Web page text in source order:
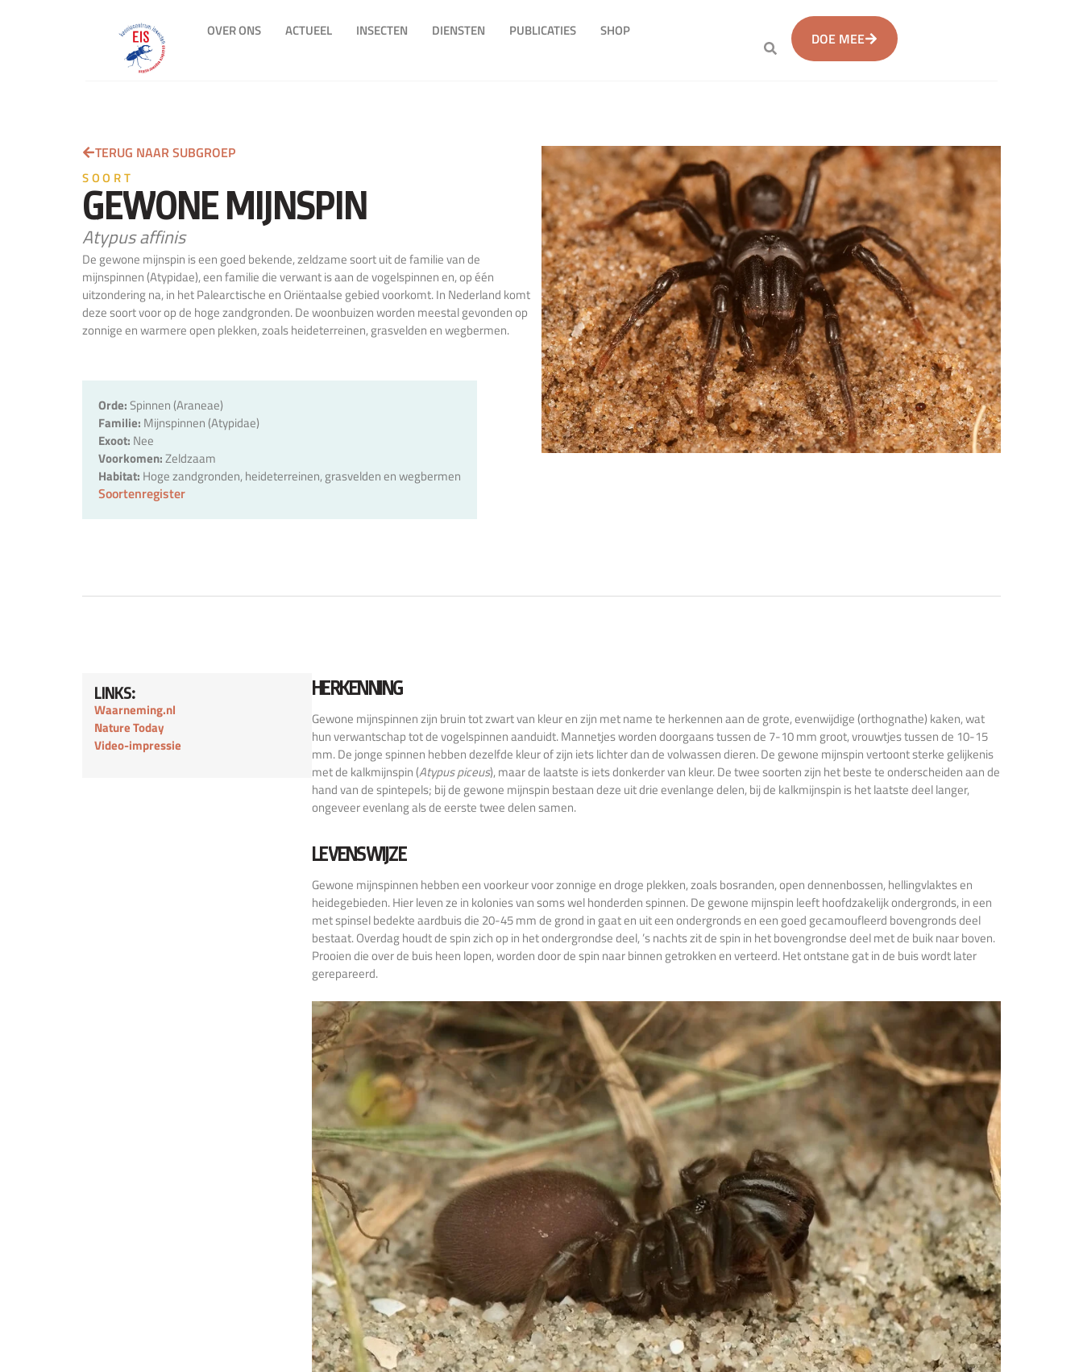
OVER ONS ACTUEEL INSECTEN DIENSTEN PUBLICATIES SHOP DOE MEE
TERUG NAAR SUBGROEP
SOORT
GEWONE MIJNSPIN
Atypus affinis
De gewone mijnspin is een goed bekende, zeldzame soort uit de familie van de
mijnspinnen (Atypidae), een familie die verwant is aan de vogelspinnen en, op één
uitzondering na, in het Palearctische en Oriëntaalse gebied voorkomt. In Nederland komt
deze soort voor op de hoge zandgronden. De woonbuizen worden meestal gevonden op
zonnige en warmere open plekken, zoals heideterreinen, grasvelden en wegbermen.
Orde:Spinnen (Araneae)
Familie: Mijnspinnen (Atypidae)
Exoot: Nee
Voorkomen:Zeldzaam
Habitat: Hoge zandgronden, heideterreinen, grasvelden en wegbermen
Soortenregister
LINKS:
Waarneming.nl
Nature Today
Video-impressie
HERKENNING
Gewone mijnspinnen zijn bruin tot zwart van kleur en zijn met name te herkennen aan de grote, evenwijdige (orthognathe) kaken, wat
hun verwantschap tot de vogelspinnen aanduidt. Mannetjes worden doorgaans tussen de 7-10 mm groot, vrouwtjes tussen de 10-15
mm. De jonge spinnen hebben dezelfde kleur of zijn iets lichter dan de volwassen dieren. De gewone mijnspin vertoont sterke gelijkenis
met de kalkmijnspin (Atypus piceus), maar de laatste is iets donkerder van kleur. De twee soorten zijn het beste te onderscheiden aan de
hand van de spintepels; bij de gewone mijnspin bestaan deze uit drie evenlange delen, bij de kalkmijnspin is het laatste deel langer,
ongeveer evenlang als de eerste twee delen samen.
LEVENSWIJZE
Gewone mijnspinnen hebben een voorkeur voor zonnige en droge plekken, zoals bosranden, open dennenbossen, hellingvlaktes en
heidegebieden. Hier leven ze in kolonies van soms wel honderden spinnen. De gewone mijnspin leeft hoofdzakelijk ondergronds, in een
met spinsel bedekte aardbuis die 20-45 mm de grond in gaat en uit een ondergronds en een goed gecamoufleerd bovengronds deel
bestaat. Overdag houdt de spin zich op in het ondergrondse deel, ’s nachts zit de spin in het bovengrondse deel met de buik naar boven.
Prooien die over de buis heen lopen, worden door de spin naar binnen getrokken en verteerd. Het ontstane gat in de buis wordt later
gerepareerd.